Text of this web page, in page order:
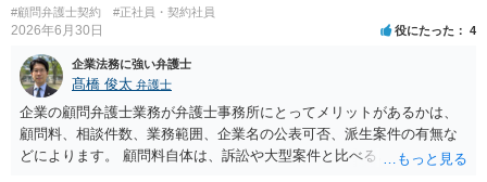
い」という意味が、単に「契約に記載された納期では間に合わない」
ということであれば、それは単純に履行遅滞を理由とする債務不履行
ですから、契約解除は有効です。 「物理的にできない」が、そもそも
そのような開発は理論的に不可能（例えば、タイムマシンを作るとい
う契約等）であれば、契約自体が無効になる可能性があります。 いず
れの場合であっても、結局は、上記の「物理的にできない」部分を除
いた部分は開発完了しているということですから、その部分に相当す
る請負代金は請求できる可能性があります。 ただし、当該開発完了部
#顧問弁護士契約 #正社員・契約社員
2026年6月30日 役にたった 4
企業法務に強い弁護士
髙橋 俊太 弁護士
企業の顧問弁護士業務が弁護士事務所にとってメリットがあるかは、
顧問料、相談件数、業務範囲、企業名の公表可否、派生案件の有無な
どによります。 顧問料自体は、訴訟や大型案件と比べると大きな利益